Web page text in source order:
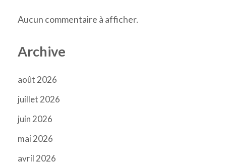
Aucun commentaire à afficher.
Archive
août 2026
juillet 2026
juin 2026
mai 2026
avril 2026